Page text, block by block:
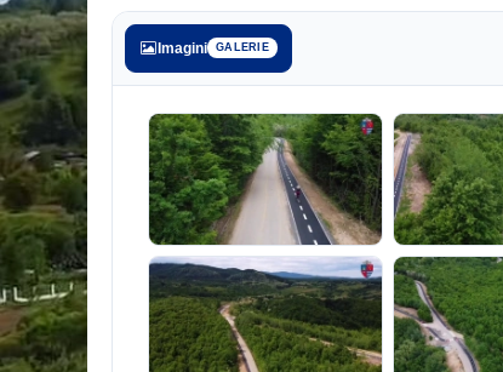
Imagini GALERIE